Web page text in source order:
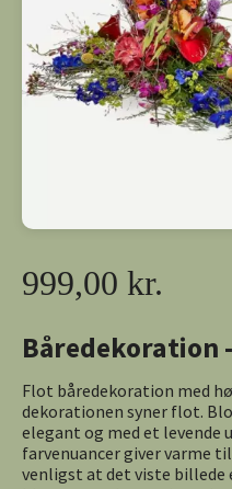
Båredekoration
Flot båredekoration med
dekorationen syner flot.
elegant og med et levende
farvenuancer giver varme
venligst at det viste billede
999,00 kr.